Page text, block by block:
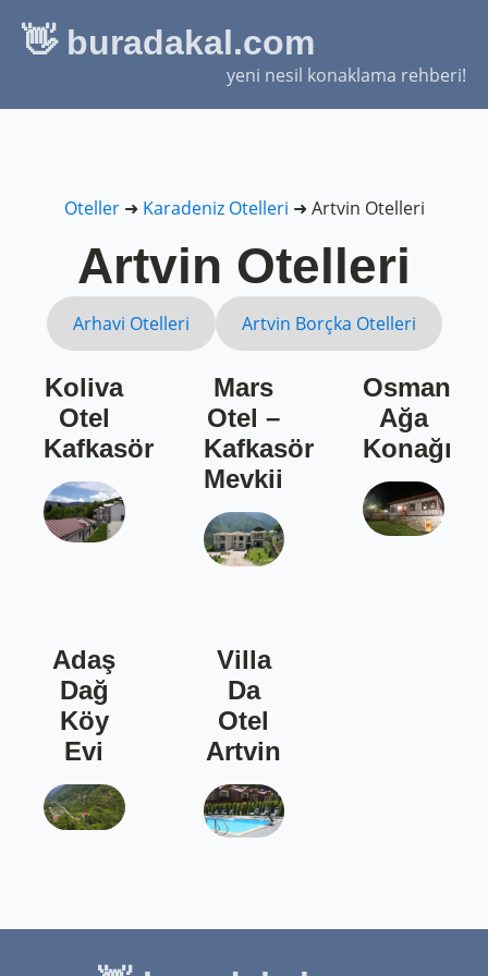
👋 buradakal.com
yeni nesil konaklama rehberi!
Oteller➜ Karadeniz Otelleri ➜ Artvin Otelleri
Artvin Otelleri
Arhavi Otelleri Artvin Borçka Otelleri
Koliva
Otel
Kafkasör
Mars
Otel –
Kafkasör
Mevkii
Osman
Ağa
Konağı
Adaş
Dağ
Köy
Evi
Villa
Da
Otel
Artvin